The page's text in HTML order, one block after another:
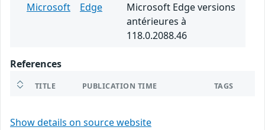
Microsoft Edge
Microsoft Edge versions
antérieures à
118.0.2088.46
References
TITLE PUBLICATION TIME TAGS
Show details on source website